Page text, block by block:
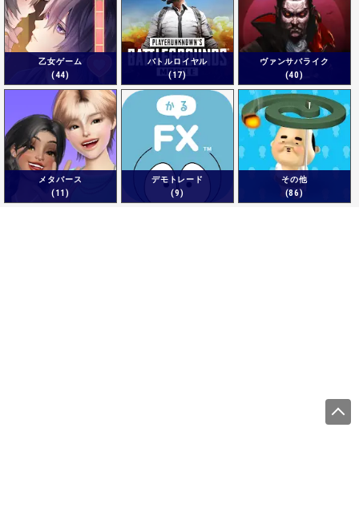
乙女ゲーム
(44)
バトルロイヤル
(17)
ヴァンサバライク
(40)
メタバース
(11)
デモトレード
(9)
その他
(86)